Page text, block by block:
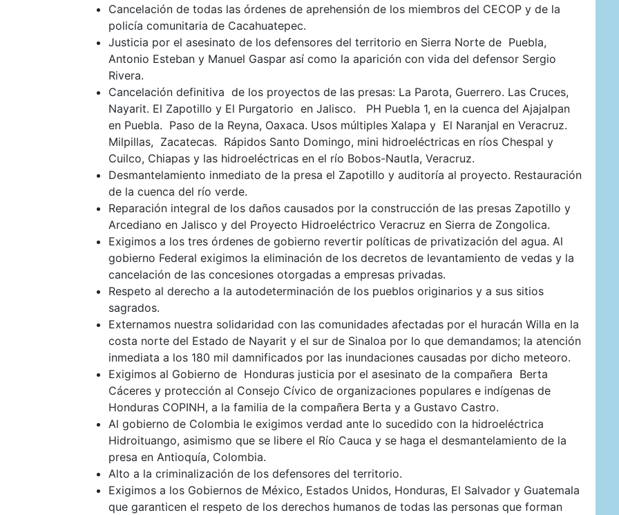
Cancelación de todas las órdenes de aprehensión de los miembros del CECOP y de la
policía comunitaria de Cacahuatepec.
Justicia por el asesinato de los defensores del territorio en Sierra Norte de Puebla,
Antonio Esteban y Manuel Gaspar así como la aparición con vida del defensor Sergio
Rivera.
Cancelación definitiva de los proyectos de las presas: La Parota, Guerrero. Las Cruces,
Nayarit. El Zapotillo y El Purgatorio en Jalisco. PH Puebla 1, en la cuenca del Ajajalpan
en Puebla. Paso de la Reyna, Oaxaca. Usos múltiples Xalapa y El Naranjal en Veracruz.
Milpillas, Zacatecas. Rápidos Santo Domingo, mini hidroeléctricas en ríos Chespal y
Cuilco, Chiapas y las hidroeléctricas en el río Bobos-Nautla, Veracruz.
Desmantelamiento inmediato de la presa el Zapotillo y auditoría al proyecto. Restauración
de la cuenca del río verde.
Reparación integral de los daños causados por la construcción de las presas Zapotillo y
Arcediano en Jalisco y del Proyecto Hidroeléctrico Veracruz en Sierra de Zongolica.
Exigimos a los tres órdenes de gobierno revertir políticas de privatización del agua. Al
gobierno Federal exigimos la eliminación de los decretos de levantamiento de vedas y la
cancelación de las concesiones otorgadas a empresas privadas.
Respeto al derecho a la autodeterminación de los pueblos originarios y a sus sitios
sagrados.
Externamos nuestra solidaridad con las comunidades afectadas por el huracán Willa en la
costa norte del Estado de Nayarit y el sur de Sinaloa por lo que demandamos; la atención
inmediata a los 180 mil damnificados por las inundaciones causadas por dicho meteoro.
Exigimos al Gobierno de Honduras justicia por el asesinato de la compañera Berta
Cáceres y protección al Consejo Cívico de organizaciones populares e indígenas de
Honduras COPINH, a la familia de la compañera Berta y a Gustavo Castro.
Al gobierno de Colombia le exigimos verdad ante lo sucedido con la hidroeléctrica
Hidroituango, asimismo que se libere el Río Cauca y se haga el desmantelamiento de la
presa en Antioquía, Colombia.
Alto a la criminalización de los defensores del territorio.
Exigimos a los Gobiernos de México, Estados Unidos, Honduras, El Salvador y Guatemala
que garanticen el respeto de los derechos humanos de todas las personas que forman